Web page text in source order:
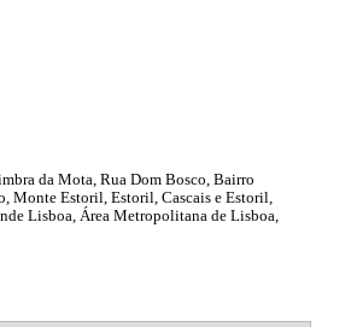
da Mota, Rua Dom Bosco, Bairro
Monte Estoril, Estoril, Cascais e Estoril,
Lisboa, Área Metropolitana de Lisboa,